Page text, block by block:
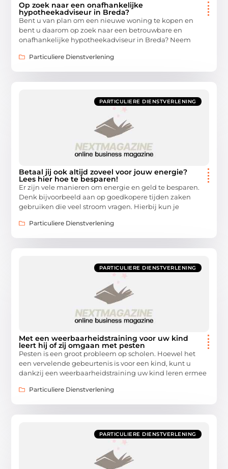
Op zoek naar een onafhankelijke
hypotheekadviseur in Breda?
Bent u van plan om een nieuwe woning te kopen en
bent u daarom op zoek naar een betrouwbare en
onafhankelijke hypotheekadviseur in Breda? Neem
Particuliere Dienstverlening
PARTICULIERE DIENSTVERLENING
Betaal jij ook altijd zoveel voor jouw energie?
Lees hier hoe te besparen!
Er zijn vele manieren om energie en geld te besparen.
Denk bijvoorbeeld aan op goedkopere tijden zaken
gebruiken die veel stroom vragen. Hierbij kun je
Particuliere Dienstverlening
PARTICULIERE DIENSTVERLENING
Met een weerbaarheidstraining voor uw kind
leert hij of zij omgaan met pesten
Pesten is een groot probleem op scholen. Hoewel het
een vervelende gebeurtenis is voor een kind, kunt u
dankzij een weerbaarheidstraining uw kind leren ermee
Particuliere Dienstverlening
PARTICULIERE DIENSTVERLENING